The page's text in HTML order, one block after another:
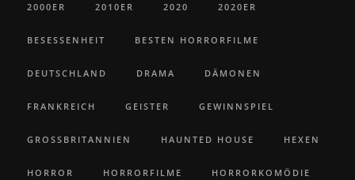
2000ER 2010ER 2020 2020ER
BESESSENHEIT BESTEN HORRORFILME
DEUTSCHLAND DRAMA DÄMONEN
FRANKREICH GEISTER GEWINNSPIEL
GROSSBRITANNIEN HAUNTED HOUSE HEXEN
HORROR HORRORFILME HORRORKOMÖDIE